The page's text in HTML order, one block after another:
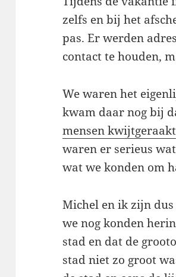
zelfs en bij het
pas. Er werden
contact te houden,
We waren het
kwam daar nog bij
mensen kwijtgeraakt
waren er serieus
wat we konden om
Michel en ik zijn dus
we nog konden
stad en dat de
stad niet zo groot